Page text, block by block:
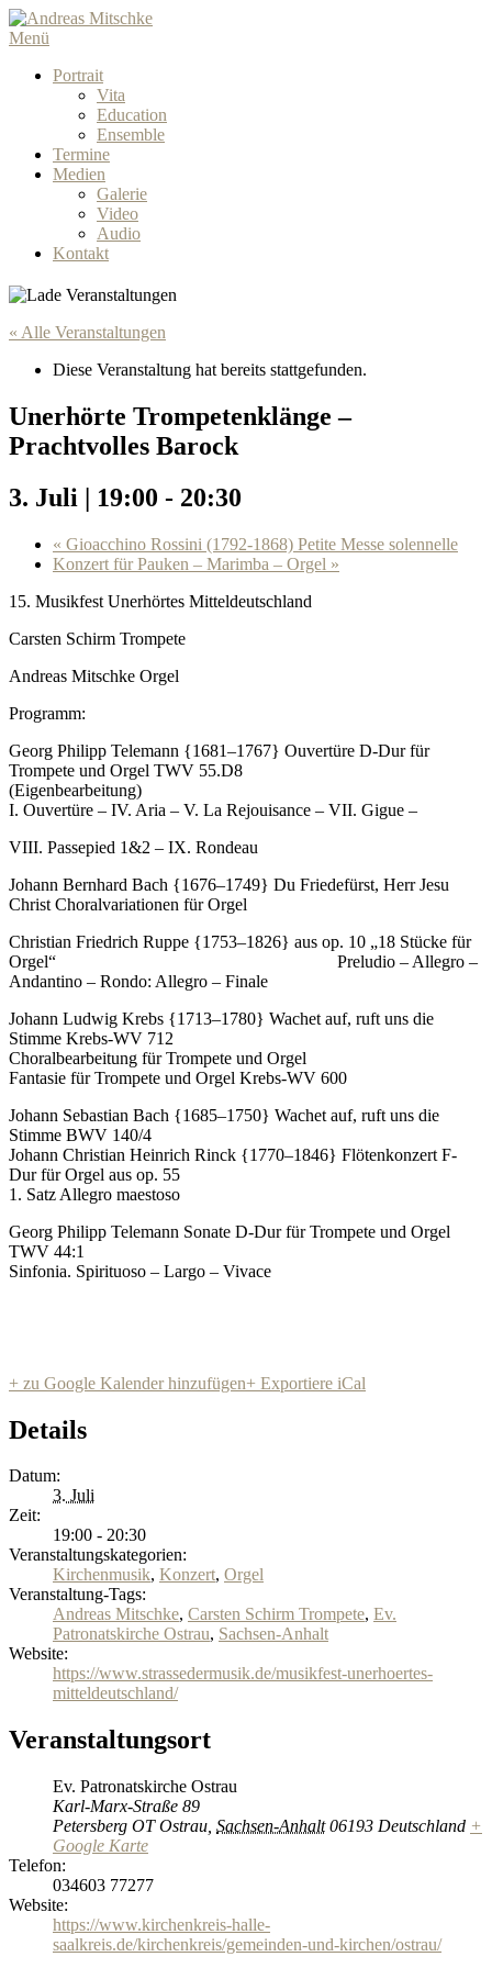
Menü
Portrait
Vita
Education
Ensemble
Termine
Medien
Galerie
Video
Audio
Kontakt
« Alle Veranstaltungen
Diese Veranstaltung hat bereits stattgefunden.
Unerhörte Trompetenklänge –
Prachtvolles Barock
3. Juli | 19:00 - 20:30
« Gioacchino Rossini (1792-1868) Petite Messe solennelle
Konzert für Pauken – Marimba – Orgel »
15. Musikfest Unerhörtes Mitteldeutschland
Carsten Schirm Trompete
Andreas Mitschke Orgel
Programm:
Georg Philipp Telemann {1681–1767} Ouvertüre D-Dur für
Trompete und Orgel TWV 55.D8
(Eigenbearbeitung)
I. Ouvertüre – IV. Aria – V. La Rejouisance – VII. Gigue –
VIII. Passepied 1&2 – IX. Rondeau
Johann Bernhard Bach {1676–1749} Du Friedefürst, Herr Jesu
Christ Choralvariationen für Orgel
Christian Friedrich Ruppe {1753–1826} aus op. 10 „18 Stücke für
Orgel“ Preludio – Allegro –
Andantino – Rondo: Allegro – Finale
Johann Ludwig Krebs {1713–1780} Wachet auf, ruft uns die
Stimme Krebs-WV 712
Choralbearbeitung für Trompete und Orgel
Fantasie für Trompete und Orgel Krebs-WV 600
Johann Sebastian Bach {1685–1750} Wachet auf, ruft uns die
Stimme BWV 140/4
Johann Christian Heinrich Rinck {1770–1846} Flötenkonzert F-
Dur für Orgel aus op. 55
1. Satz Allegro maestoso
Georg Philipp Telemann Sonate D-Dur für Trompete und Orgel
TWV 44:1
Sinfonia. Spirituoso – Largo – Vivace
+ zu Google Kalender hinzufügen+ Exportiere iCal
Details
Datum:
3. Juli
Zeit:
19:00 - 20:30
Veranstaltungskategorien:
Kirchenmusik, Konzert, Orgel
Veranstaltung-Tags:
Andreas Mitschke, Carsten Schirm Trompete, Ev.
Patronatskirche Ostrau, Sachsen-Anhalt
Website:
https://www.strassedermusik.de/musikfest-unerhoertes-
mitteldeutschland/
Veranstaltungsort
Ev. Patronatskirche Ostrau
Karl-Marx-Straße 89
Petersberg OT Ostrau Sachsen-Anhalt 06193 Deutschland +
Google Karte
Telefon:
034603 77277
Website:
https://www.kirchenkreis-halle-
saalkreis.de/kirchenkreis/gemeinden-und-kirchen/ostrau/